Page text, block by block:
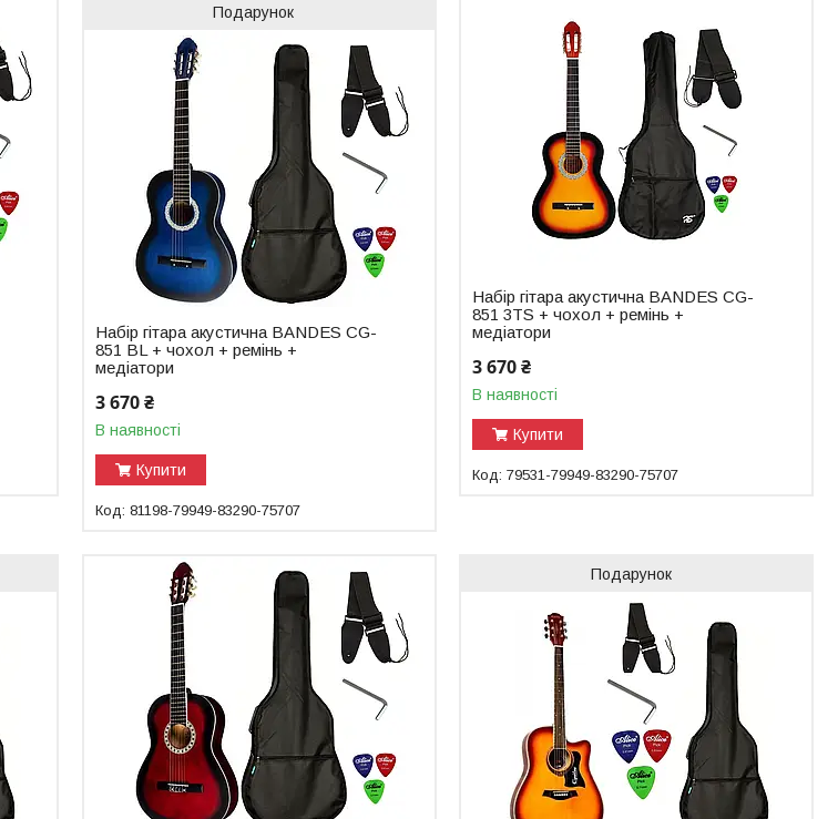
Подарунок
Набір гітара акустична BANDES CG-
851 BL + чохол + ремінь +
медіатори
3 670 ₴
В наявності
Купити
81198-79949-83290-75707
Набір гітара акустична BANDES CG-
851 3TS + чохол + ремінь +
медіатори
3 670 ₴
В наявності
Купити
79531-79949-83290-75707
Подарунок